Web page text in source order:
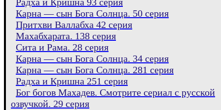
Карна — сын Бога Солнца. 50 серия
Притхви Валлабха 42 серия
Махабхарата. 138 серия
Сита и Рама. 28 серия
Карна — сын Бога Солнца. 34 серия
Карна — сын Бога Солнца. 281 серия
Радха и Кришна 251 серия
Бог богов Махадев. Смотрите сериал с русской
озвучкой. 29 серия